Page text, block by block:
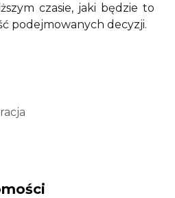
czasie, jaki będzie to
podejmowanych decyzji.